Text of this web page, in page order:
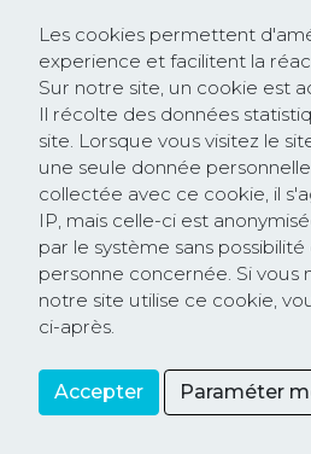
Partager
RESTEZ
Les cookies permettent
experience et facilitent la
Sur notre site, un cookie est
Il récolte des données
site. Lorsque vous visitez le
une seule donnée
collectée avec ce cookie, il
IP, mais celle-ci est
par le système sans
personne concernée. Si vous
notre site utilise ce cookie,
ci-après.
Accepter Paraméter